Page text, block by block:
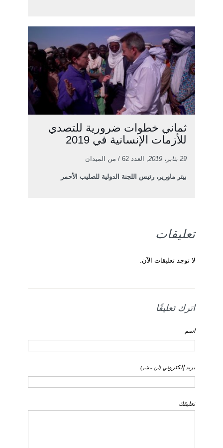
ثماني خطوات ضرورية للتصدي
للأزمات الإنسانية في 2019
29 يناير، 2019 , العدد 62 / من الميدان
بيتر ماورير، رئيس اللجنة الدولية للصليب الأحمر
تعليقات
لا توجد تعليقات الآن.
اترك تعليقًا
اسم
بريد إلكتروني (لن تنشر)
تعليقك